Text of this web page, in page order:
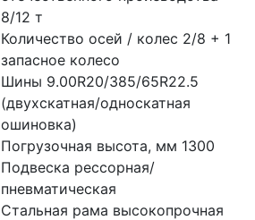
8/12 т
Количество осей / колес 2/8 + 1
запасное колесо
Шины 9.00R20/385/65R22.5
(двухскатная/односкатная
ошиновка)
Погрузочная высота, мм 1300
Подвеска рессорная/
пневматическая
Стальная рама высокопрочная